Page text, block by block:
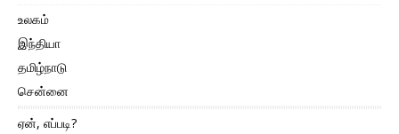
உலகம்
இந்தியா
தமிழ்நாடு
சென்னை
ஏன், எப்படி?